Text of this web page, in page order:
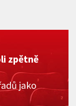
zpětně
jako